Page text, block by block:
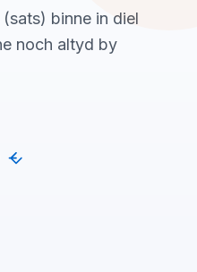
binne in diel
noch altyd by